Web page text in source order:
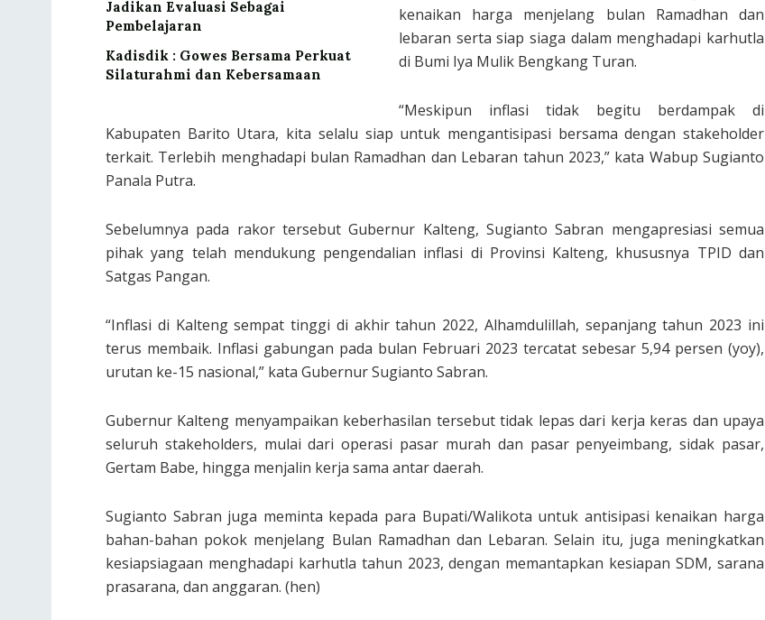
Jadikan Evaluasi Sebagai
Pembelajaran
Kadisdik : Gowes Bersama Perkuat
Silaturahmi dan Kebersamaan
kenaikan harga menjelang bulan Ramadhan dan
lebaran serta siap siaga dalam menghadapi karhutla
di Bumi Iya Mulik Bengkang Turan.
“Meskipun inflasi tidak begitu berdampak di
Kabupaten Barito Utara, kita selalu siap untuk mengantisipasi bersama dengan stakeholder
terkait. Terlebih menghadapi bulan Ramadhan dan Lebaran tahun 2023,” kata Wabup Sugianto
Panala Putra.
Sebelumnya pada rakor tersebut Gubernur Kalteng, Sugianto Sabran mengapresiasi semua
pihak yang telah mendukung pengendalian inflasi di Provinsi Kalteng, khususnya TPID dan
Satgas Pangan.
“Inflasi di Kalteng sempat tinggi di akhir tahun 2022, Alhamdulillah, sepanjang tahun 2023 ini
terus membaik. Inflasi gabungan pada bulan Februari 2023 tercatat sebesar 5,94 persen (yoy),
urutan ke-15 nasional,” kata Gubernur Sugianto Sabran.
Gubernur Kalteng menyampaikan keberhasilan tersebut tidak lepas dari kerja keras dan upaya
seluruh stakeholders, mulai dari operasi pasar murah dan pasar penyeimbang, sidak pasar,
Gertam Babe, hingga menjalin kerja sama antar daerah.
Sugianto Sabran juga meminta kepada para Bupati/Walikota untuk antisipasi kenaikan harga
bahan-bahan pokok menjelang Bulan Ramadhan dan Lebaran. Selain itu, juga meningkatkan
kesiapsiagaan menghadapi karhutla tahun 2023, dengan memantapkan kesiapan SDM, sarana
prasarana, dan anggaran. (hen)